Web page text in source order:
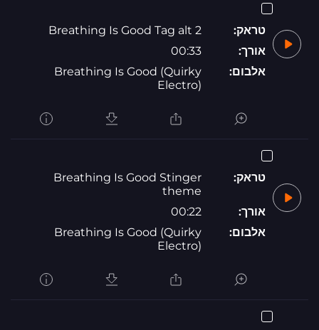
טראק:
Breathing Is Good Tag alt 2
אורך:
00:33
אלבום:
Breathing Is Good (Quirky
Electro)
טראק:
Breathing Is Good Stinger
theme
אורך:
00:22
אלבום:
Breathing Is Good (Quirky
Electro)